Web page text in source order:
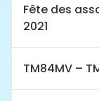
Fête des
2021
TM84MV –